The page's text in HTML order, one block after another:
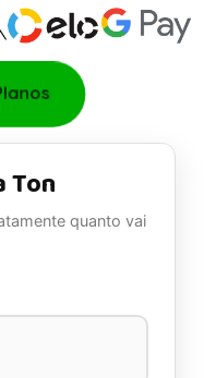
Ton
quanto vai